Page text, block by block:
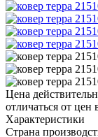
Цена
отличаться от
Характеристики
Страна